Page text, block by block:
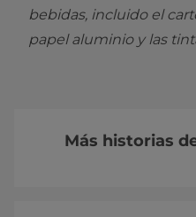
bebidas, incluido el
papel aluminio y las
Más historias